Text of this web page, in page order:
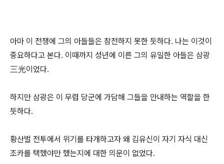
아마 이 전쟁에 그의 아들들은 참전하지 못한 듯하다. 나는 이것이
중요하다고 본다. 이때까지 성년에 이른 그의 유일한 아들은 삼광
三光이었다.
하지만 삼광은 이 무렵 당군에 가담해 그들을 안내하는 역할을 한
듯하다.
황산벌 전투에서 위기를 타개하고자 왜 김유신이 자기 자식 대신
조카를 택했야만 했는지에 대한 의문이 없었다.